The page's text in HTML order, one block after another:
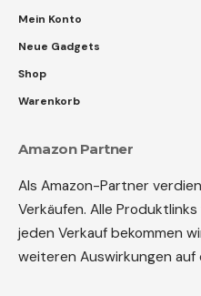
Mein Konto
Neue Gadgets
Shop
Warenkorb
Amazon Partner
Als Amazon-Partner
Verkäufen. Alle
jeden Verkauf bekommen
weiteren Auswirkungen auf